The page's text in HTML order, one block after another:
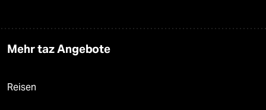
Mehr taz Angebote
Reisen